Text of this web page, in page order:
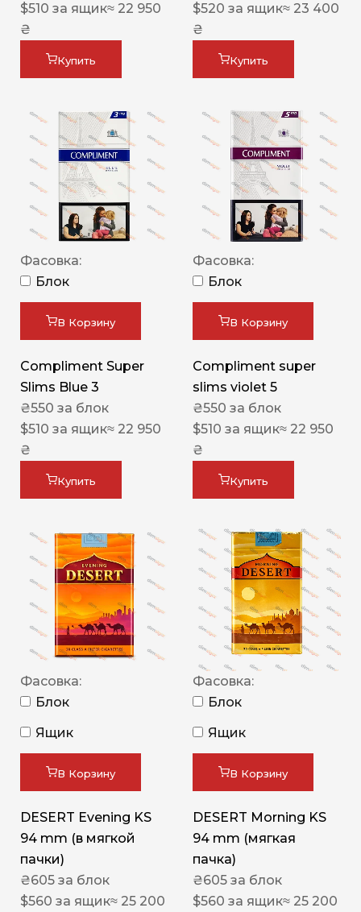
$510 за ящик≈ 22 950
₴
Купить
$520 за ящик≈ 23 400
₴
Купить
Фасовка:
Блок
В Корзину
Compliment Super
Slims Blue 3
₴550 за блок
$510 за ящик≈ 22 950
₴
Купить
Фасовка:
Блок
В Корзину
Compliment super
slims violet 5
₴550 за блок
$510 за ящик≈ 22 950
₴
Купить
Фасовка:
Блок
Ящик
В Корзину
DESERT Evening KS
94 mm (в мягкой
пачки)
₴605 за блок
$560 за ящик≈ 25 200
Фасовка:
Блок
Ящик
В Корзину
DESERT Morning KS
94 mm (мягкая
пачка)
₴605 за блок
$560 за ящик≈ 25 200